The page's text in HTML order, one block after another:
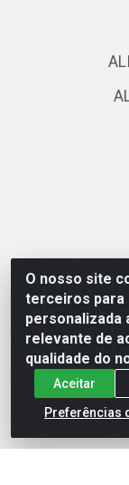
O nosso site
terceiros para
personalizada
relevante de
qualidade do
Aceitar
Preferências